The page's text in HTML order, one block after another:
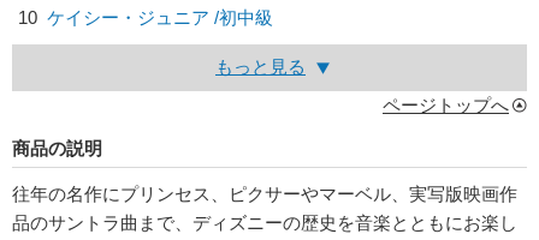
10 ケイシー・ジュニア /初中級
もっと見る
ページトップへ
商品の説明
往年の名作にプリンセス、ピクサーやマーベル、実写版映画作
品のサントラ曲まで、ディズニーの歴史を音楽とともにお楽し